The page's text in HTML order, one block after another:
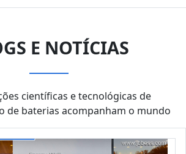
E NOTÍCIAS
científicas e tecnológicas de
de baterias acompanham o mundo